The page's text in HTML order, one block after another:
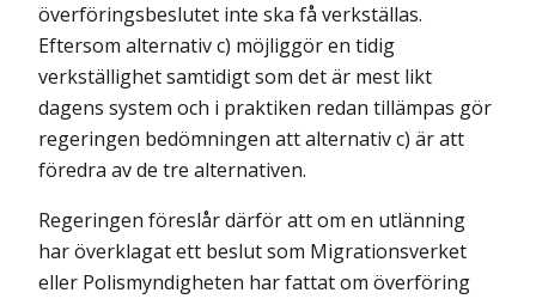
överföringsbeslutet inte ska få verkställas.
Eftersom alternativ c) möjliggör en tidig
verkställighet samtidigt som det är mest likt
dagens system och i praktiken redan tillämpas gör
regeringen bedömningen att alternativ c) är att
föredra av de tre alternativen.
Regeringen föreslår därför att om en utlänning
har överklagat ett beslut som Migrationsverket
eller Polismyndigheten har fattat om överföring